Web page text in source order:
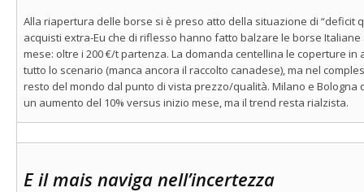
Alla riapertura delle borse si è preso atto della situazione di “deficit
acquisti extra-Eu che di riflesso hanno fatto balzare le borse
mese: oltre i 200 €/t partenza. La domanda centellina le coperture in
tutto lo scenario (manca ancora il raccolto canadese), ma nel
resto del mondo dal punto di vista prezzo/qualità. Milano e Bologna
un aumento del 10% versus inizio mese, ma il trend resta rialzista.
E il mais naviga nell’incertezza